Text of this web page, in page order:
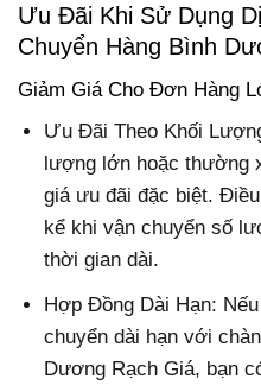
Ưu Đãi Khi Sử Dụng
Chuyển Hàng Bình
Giảm Giá Cho Đơn Hàng
Ưu Đãi Theo Khối
lượng lớn hoặc thường
giá ưu đãi đặc biệt.
kể khi vận chuyển số
thời gian dài.
Hợp Đồng Dài Hạn:
chuyển dài hạn với
Dương Rạch Giá, bạn